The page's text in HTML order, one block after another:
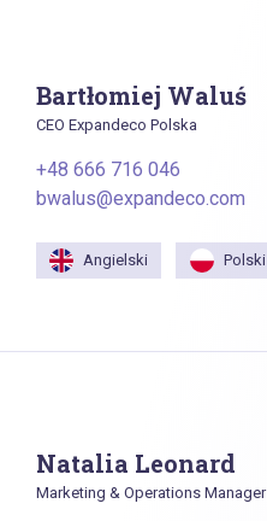
Bartłomiej Waluś
CEO Expandeco Polska
+48 666 716 046
bwalus@expandeco.com
Angielski Polski
Natalia Leonard
Marketing & Operations Manager